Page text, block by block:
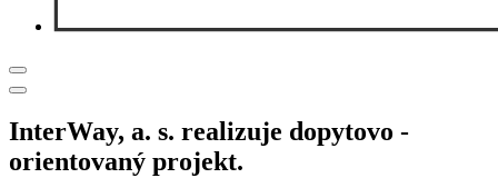
InterWay, a. s. realizuje dopytovo -
orientovaný projekt.